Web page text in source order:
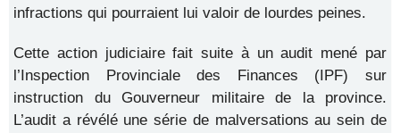
infractions qui pourraient lui valoir de lourdes peines.
Cette action judiciaire fait suite à un audit mené par
l’Inspection Provinciale des Finances (IPF) sur
instruction du Gouverneur militaire de la province.
L’audit a révélé une série de malversations au sein de